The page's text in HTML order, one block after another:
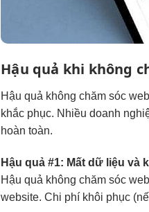
Hậu quả khi không
Hậu quả không chăm sóc
khắc phục. Nhiều doanh
hoàn toàn.
Hậu quả #1: Mất dữ liệu và
Hậu quả không chăm sóc
website. Chi phí khôi phục